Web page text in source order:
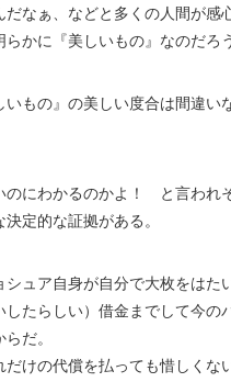
だなぁ、などと多くの人間が感
らかに『美しいもの』なのだろ
いもの』の美しい度合は間違い
のにわかるのかよ！ と言われ
定的な証拠がある。
シュア自身が自分で大枚をはた
したらしい）借金までして今の
だ。
だけの代償を払っても惜しくな